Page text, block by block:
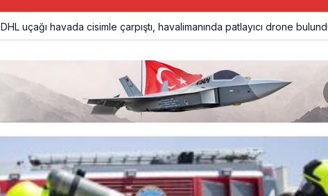
DHL uçağı havada cisimle çarpıştı, havalimanında patlayıcı drone bulundu
Üniformasız Disiplin: Kabin Ekipleri Nasıl Yolcu Olur?
ISG’nin terminal memurlarından can kurtaran hamle
THY’nin geliri yüzde 20 arttı, net kârı yüzde 71 düştü
Pegasus, sözleşme süreçlerinde Draftwise’ı kullanacak